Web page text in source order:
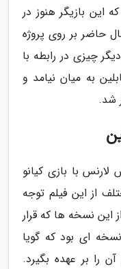
این بازیگر هنوز در
حاضر بر روی پروژه
چیزی در رابطه با
به میان نیامد و
شد.
لارنس با بازی کیانو
مختلف از این فیلم توجه
این نسخه ها که قرار
ای بود که گویا
را بر عهده بگیرد.